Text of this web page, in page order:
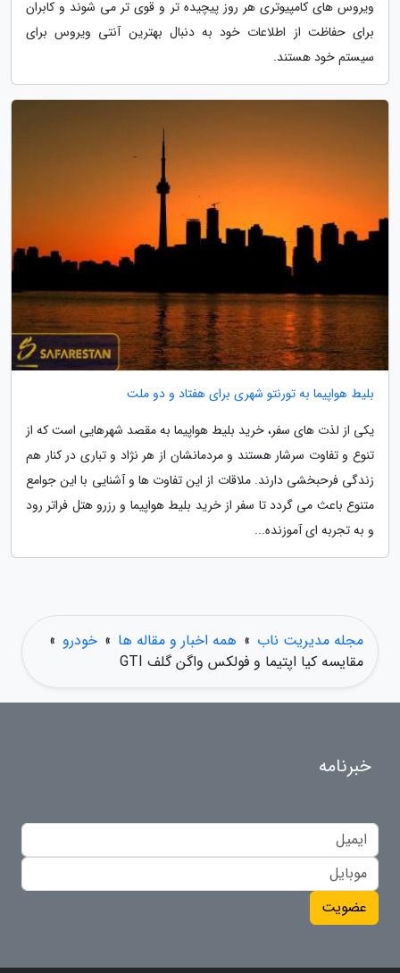
ویروس های کامپیوتری هر روز پیچیده تر و قوی تر می شوند و کابران
برای حفاظت از اطلاعات خود به دنبال بهترین آنتی ویروس برای
سیستم خود هستند.
بلیط هواپیما به تورنتو شهری برای هفتاد و دو ملت
یکی از لذت های سفر، خرید بلیط هواپیما به مقصد شهرهایی است که از
تنوع و تفاوت سرشار هستند و مردمانشان از هر نژاد و تباری در کنار هم
زندگی فرحبخشی دارند. ملاقات از این تفاوت ها و آشنایی با این جوامع
متنوع باعث می گردد تا سفر از خرید بلیط هواپیما و رزرو هتل فراتر رود
و به تجربه ای آموزنده...
مجله مدیریت ناب » همه اخبار و مقاله ها » خودرو »
مقایسه کیا اپتیما و فولکس واگن گلف GTI
خبرنامه
عضویت